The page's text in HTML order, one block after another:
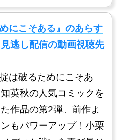
にこそある』のあらす
逃し配信の動画視聴先
掟は破るためにこそあ
英秋の人気コミックを
作品の第2弾。前作よ
もパワーアップ！小栗